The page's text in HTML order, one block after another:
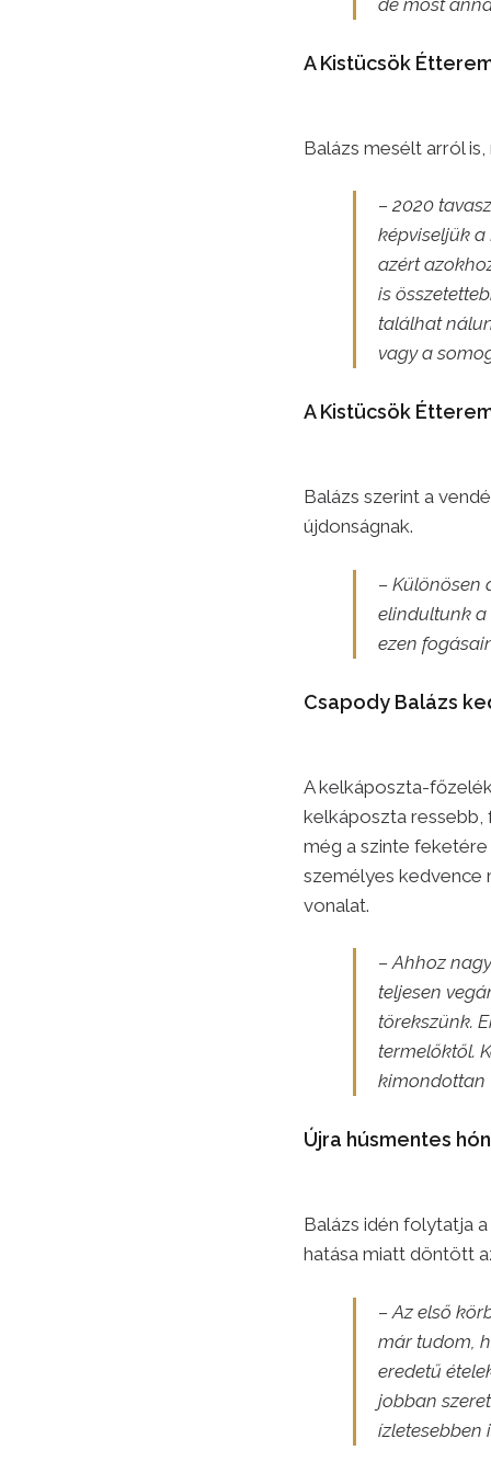
A Kistücsök
Balázs mesélt arról
– 2020
képviseljük
azért
is
találhat
vagy a
A Kistücsök
Balázs szerint a
újdonságnak.
– Különösen
elindultunk a
ezen
Csapody Balázs
A kelkáposzta-
kelkáposzta ressebb,
még a szinte
személyes kedvence
vonalat.
– Ahhoz
teljesen
törekszünk.
termelőktől.
kimondottan
Újra húsmentes
Balázs idén folytatja
hatása miatt döntött
– Az első
már tudom,
eredetű
jobban
ízletesebben